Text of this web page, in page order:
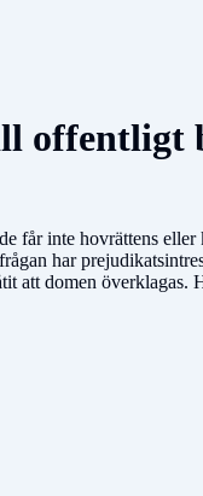
offentligt
får inte hovrättens
har
att domen